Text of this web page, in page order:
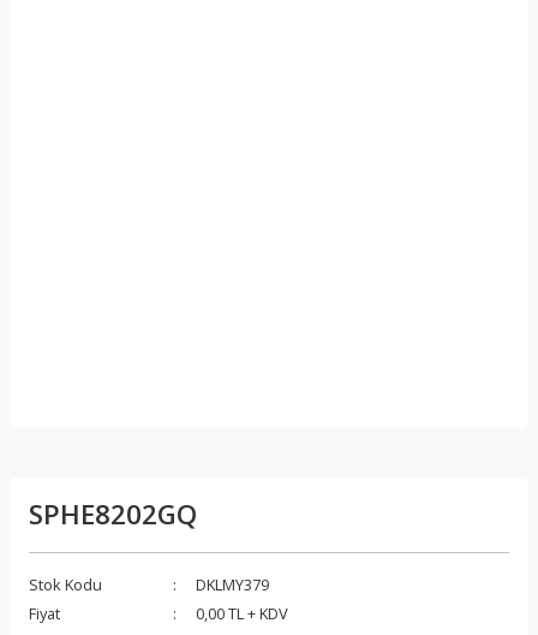
SPHE8202GQ
Stok Kodu
DKLMY379
Fiyat
0,00 TL + KDV